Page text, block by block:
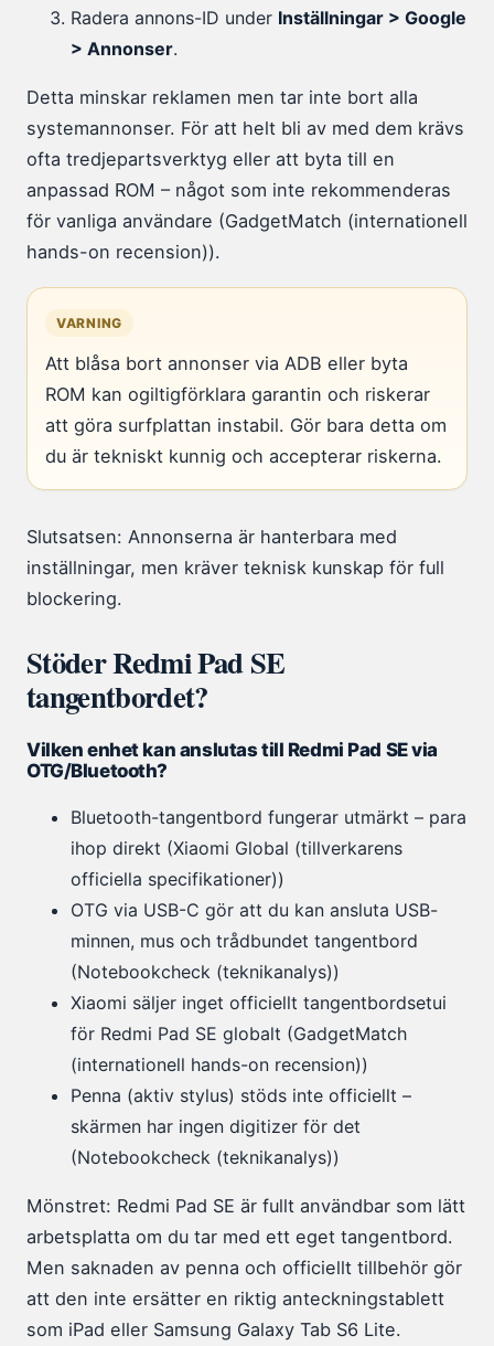
Radera annons-ID under Inställningar > Google
> Annonser.
Detta minskar reklamen men tar inte bort alla
systemannonser. För att helt bli av med dem krävs
ofta tredjepartsverktyg eller att byta till en
anpassad ROM – något som inte rekommenderas
för vanliga användare (GadgetMatch (internationell
hands-on recension)).
VARNING
Att blåsa bort annonser via ADB eller byta
ROM kan ogiltigförklara garantin och riskerar
att göra surfplattan instabil. Gör bara detta om
du är tekniskt kunnig och accepterar riskerna.
Slutsatsen: Annonserna är hanterbara med
inställningar, men kräver teknisk kunskap för full
blockering.
Stöder Redmi Pad SE
tangentbordet?
Vilken enhet kan anslutas till Redmi Pad SE via
OTG/Bluetooth?
Bluetooth-tangentbord fungerar utmärkt – para
ihop direkt (Xiaomi Global (tillverkarens
officiella specifikationer))
OTG via USB-C gör att du kan ansluta USB-
minnen, mus och trådbundet tangentbord
(Notebookcheck (teknikanalys))
Xiaomi säljer inget officiellt tangentbordsetui
för Redmi Pad SE globalt (GadgetMatch
(internationell hands-on recension))
Penna (aktiv stylus) stöds inte officiellt –
skärmen har ingen digitizer för det
(Notebookcheck (teknikanalys))
Mönstret: Redmi Pad SE är fullt användbar som lätt
arbetsplatta om du tar med ett eget tangentbord.
Men saknaden av penna och officiellt tillbehör gör
att den inte ersätter en riktig anteckningstablett
som iPad eller Samsung Galaxy Tab S6 Lite.